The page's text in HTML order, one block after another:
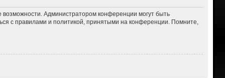
Администратором конференции могут быть
с правилами и политикой, принятыми на конференции. Помните,